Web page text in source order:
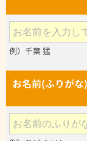
例）千葉 猛
お名前(ふりがな)